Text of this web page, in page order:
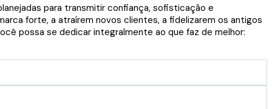
para transmitir confiança, sofisticação e
forte, a atraírem novos clientes, a fidelizarem os antigos
possa se dedicar integralmente ao que faz de melhor: